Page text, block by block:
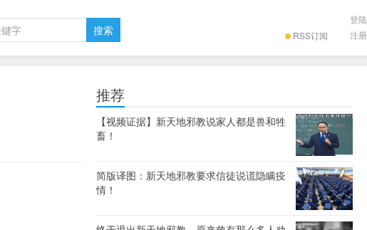
RSS订阅
登陆
注册
推荐
【视频证据】新天地邪教说家人都是兽和牲
畜！
简版译图：新天地邪教要求信徒说谎隐瞒疫
情！